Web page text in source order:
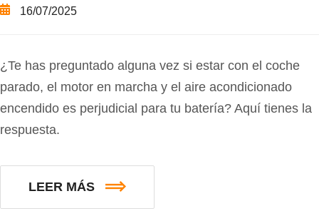
16/07/2025
¿Te has preguntado alguna vez si estar con el coche
parado, el motor en marcha y el aire acondicionado
encendido es perjudicial para tu batería? Aquí tienes la
respuesta.
LEER MÁS